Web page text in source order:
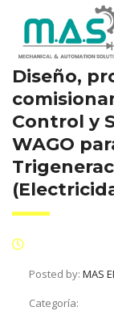
Diseño,
Control y
WAGO
Posted by: MAS
Categoría: